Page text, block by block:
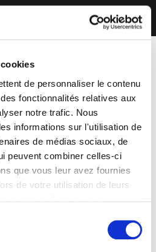
de personnaliser le contenu
fonctionnalités relatives aux
notre trafic. Nous
informations sur l'utilisation de
de médias sociaux, de
peuvent combiner celles-ci
que vous leur avez fournies
de votre utilisation de leurs